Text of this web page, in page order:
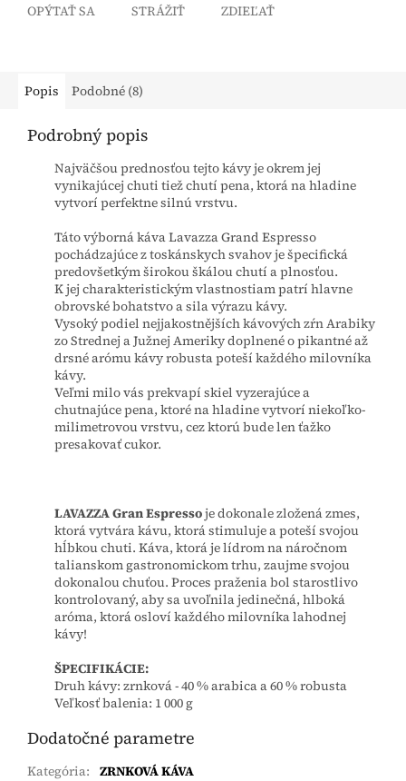
OPÝTAŤ SA STRÁŽIŤ ZDIEĽAŤ
Popis Podobné (8)
Podrobný popis
Najväčšou prednosťou tejto kávy je okrem jej
vynikajúcej chuti tiež chutí pena, ktorá na hladine
vytvorí perfektne silnú vrstvu.
Táto výborná káva Lavazza Grand Espresso
pochádzajúce z toskánskych svahov je špecifická
predovšetkým širokou škálou chutí a plnosťou.
K jej charakteristickým vlastnostiam patrí hlavne
obrovské bohatstvo a sila výrazu kávy.
Vysoký podiel nejjakostnějších kávových zŕn Arabiky
zo Strednej a Južnej Ameriky doplnené o pikantné až
drsné arómu kávy robusta poteší každého milovníka
kávy.
Veľmi milo vás prekvapí skiel vyzerajúce a
chutnajúce pena, ktoré na hladine vytvorí niekoľko-
milimetrovou vrstvu, cez ktorú bude len ťažko
presakovať cukor.
LAVAZZA Gran Espressoje dokonale zložená zmes,
ktorá vytvára kávu, ktorá stimuluje a poteší svojou
hĺbkou chuti. Káva, ktorá je lídrom na náročnom
talianskom gastronomickom trhu, zaujme svojou
dokonalou chuťou. Proces praženia bol starostlivo
kontrolovaný, aby sa uvoľnila jedinečná, hlboká
aróma, ktorá osloví každého milovníka lahodnej
kávy!
ŠPECIFIKÁCIE:
Druh kávy: zrnková - 40 % arabica a 60 % robusta
Veľkosť balenia: 1 000 g
Dodatočné parametre
Kategória: ZRNKOVÁ KÁVA